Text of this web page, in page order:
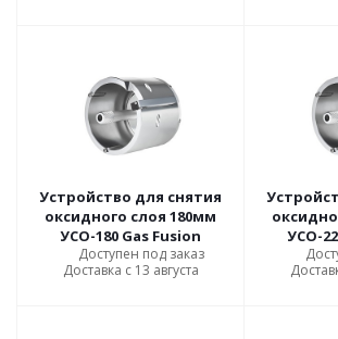
Устройство для снятия
оксидного слоя 180мм
УСО-180 Gas Fusion
Доступен под заказ
Доставка с 13 августа
УСО-